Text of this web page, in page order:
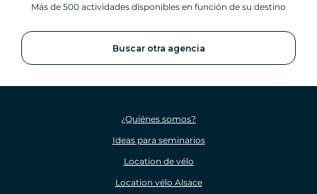
Más de 500 actividades disponibles en función de su destino
Buscar otra agencia
¿Quiénes somos?
Ideas para seminarios
Location de vélo
Location vélo Alsace